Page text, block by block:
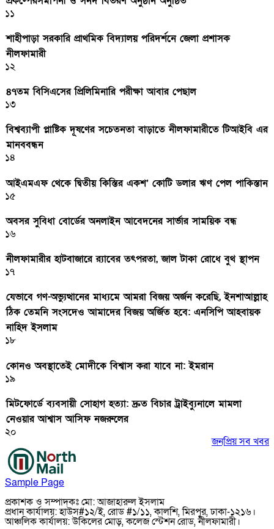
১১
শাহীপাড়া সরকারি প্রাথমিক বিদ্যালয় পরিদর্শনে জেলা প্রশাসক
নীলফামারী
১২
৪৭তম বিসিএসের প্রিলিমিনারি পরীক্ষা আবার পেছাল
১৩
বিশ্বব্যাপী প্লাষ্টিক দূষণের সচেতনতা বাড়াতে নীলফামারীতে টিআইবি এর
মানববন্ধন
১৪
আইএমএফ থেকে দ্বিতীয় কিস্তির একশ’ কোটি ডলার ঋণ পেল পাকিস্তান
১৫
অবসর সুবিধা বোর্ডের অনলাইন আবেদনের সার্ভার সাময়িক বন্ধ
১৬
নীলফামারীর হাটবাজারে র‌্যাবের তৎপরতা, জাল টাকা রোধে বুথ স্থাপন
১৭
যেভাবে গণ-অভ্যুত্থানের মাধ্যমে আমরা বিজয় অর্জন করেছি, ইনশাআল্লাহ
ঠিক তেমনি সংসদেও আমাদের বিজয় অর্জিত হবে: এনসিপি আহবায়ক
নাহিদ ইসলাম
১৮
কোনও অবস্থাতেই মোদীকে বিশ্বাস করা যাবে না: ইমরান
১৯
মিটফোর্ডে ব্যবসায়ী সোহাগ হত্যা: দ্রুত বিচার ট্রাইব্যুনালে মামলা
নেওয়ার আশ্বাস আসিফ নজরুলের
২০
জনপ্রিয় সব খবর
Sample Page
প্রকাশক ও সম্পাদকঃ মো: আজাহারুল ইসলাম
প্রধান কার্যালয়: হাউস#১২/ই, রোড #১/১১, কালশি, মিরপুর, ঢাকা-১২১৬।
আঞ্চলিক কার্যালয়: উকিলের মোড়, কলেজ স্টেশন রোড, নীলফামারী।